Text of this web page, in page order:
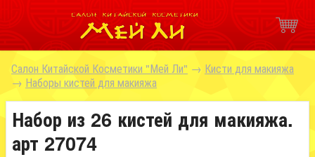
Салон Китайской Косметики "Мей Ли" → Кисти для макияжа
→ Наборы кистей для макияжа
Набор из 26 кистей для макияжа.
арт 27074